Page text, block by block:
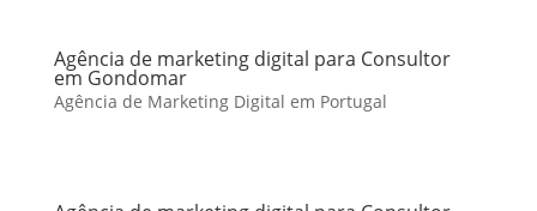
Agência de marketing digital para Consultor
em Gondomar
Agência de Marketing Digital em Portugal